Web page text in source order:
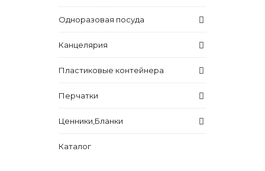
Одноразовая посуда
Канцелярия
Пластиковые контейнера
Перчатки
Ценники,Бланки
Каталог